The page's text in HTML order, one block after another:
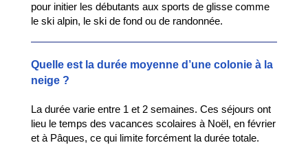
pour initier les débutants aux sports de glisse comme
le ski alpin, le ski de fond ou de randonnée.
Quelle est la durée moyenne d’une colonie à la
neige ?
La durée varie entre 1 et 2 semaines. Ces séjours ont
lieu le temps des vacances scolaires à Noël, en février
et à Pâques, ce qui limite forcément la durée totale.